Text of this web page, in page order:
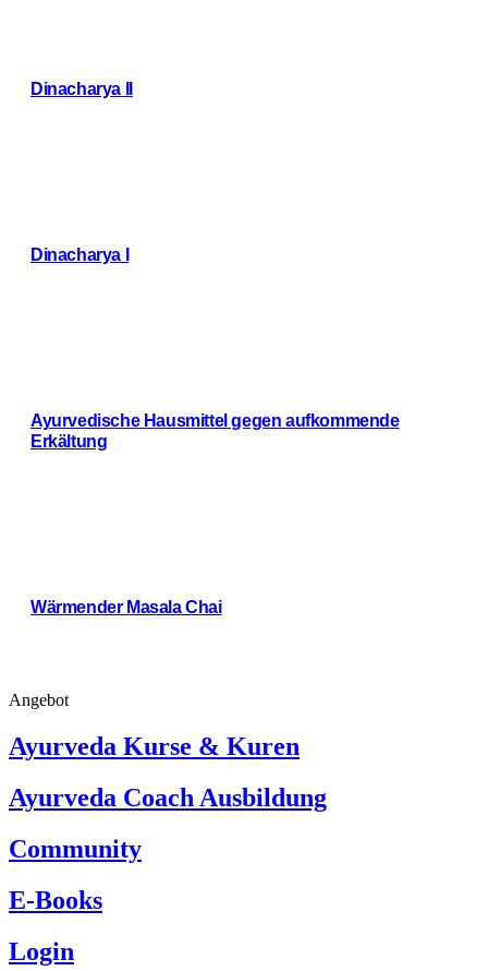
Dinacharya II
Dinacharya I
Ayurvedische Hausmittel gegen aufkommende
Erkältung
Wärmender Masala Chai
Angebot
Ayurveda Kurse & Kuren
Ayurveda Coach Ausbildung
Community
E-Books
Login